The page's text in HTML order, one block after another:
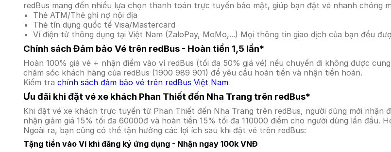
redBus mang đến nhiều lựa chọn thanh toán trực tuyến bảo mật, giúp bạn đặt vé nhanh chóng
Thẻ ATM/Thẻ ghi nợ nội địa
Thẻ tín dụng quốc tế Visa/Mastercard
Ví điện tử thông dụng tại Việt Nam (ZaloPay, MoMo,...) Mọi thông tin giao dịch của bạn đều
Chính sách Đảm bảo Vé trên redBus - Hoàn tiền 1,5 lần*
Hoàn 100% giá vé + nhận điểm vào ví redBus (tối đa 50% giá vé) nếu chuyến đi không được
chăm sóc khách hàng của redBus (1900 989 901) để yêu cầu hoàn tiền và nhận tiền hoàn.
Kiểm tra chính sách đảm bảo vé trên redBus Việt Nam
Ưu đãi khi đặt vé xe khách Phan Thiết đến Nha Trang trên redBus*
Khi đặt vé xe khách trực tuyến từ Phan Thiết đến Nha Trang trên redBus, người dùng mới nhận
nhận giảm giá 15% tối đa 60000đ và hoàn tiền 15% tối đa 110000 điểm cho người dùng lần đầu.
Ngoài ra, bạn cũng có thể tận hưởng các lợi ích sau khi đặt vé trên redBus:
Tặng tiền vào Ví khi đăng ký ứng dụng - Nhận ngay 100k VNĐ